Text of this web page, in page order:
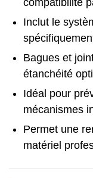
Inclut le
Bagues et
étanchéité
Idéal pour
mécanismes
Permet une
matériel